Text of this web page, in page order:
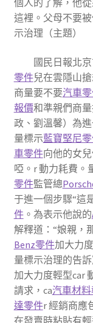
個人的了解，他
這裡。父母不要
示治理（主題）
國民日報北
零件兒在雲隱山
商量要不要汽車
報價和準親們商
政、劉溫馨）為
量標示藍寶堅尼
車零件向他的女
啞。r 動力耗費。
零件監管總
于進一個步驟“這
件。為表示他說的
解釋道：“娘親，
Benz零件加大力
量標示治理的告
加大力度輕型car
請求，ca汽車材
達零件r 經銷商應